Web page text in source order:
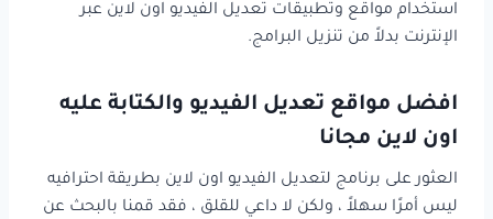
استخدام مواقع وتطبيقات تعديل الفيديو اون لاين عبر
الإنترنت بدلاً من تنزيل البرامج.
افضل مواقع تعديل الفيديو والكتابة عليه
اون لاين مجانا
العثور على برنامج لتعديل الفيديو اون لاين بطريقة احترافيه
ليس أمرًا سهلاً ، ولكن لا داعي للقلق ، فقد قمنا بالبحث عن